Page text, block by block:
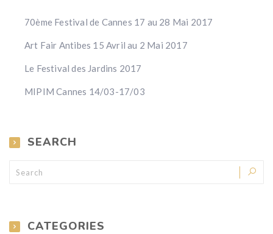
70ème Festival de Cannes 17 au 28 Mai 2017
Art Fair Antibes 15 Avril au 2 Mai 2017
Le Festival des Jardins 2017
MIPIM Cannes 14/03-17/03
SEARCH
CATEGORIES